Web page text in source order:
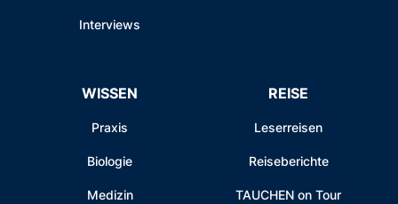
Interviews
WISSEN
Praxis
Biologie
Medizin
REISE
Leserreisen
Reiseberichte
TAUCHEN on Tour